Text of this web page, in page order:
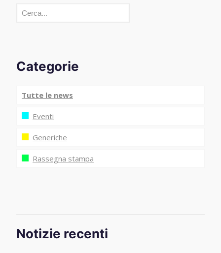
Cerca
Categorie
Tutte le news
Eventi
Generiche
Rassegna stampa
Notizie recenti